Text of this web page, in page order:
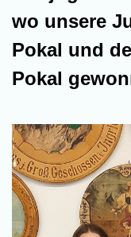
wo unsere
Pokal und
Pokal